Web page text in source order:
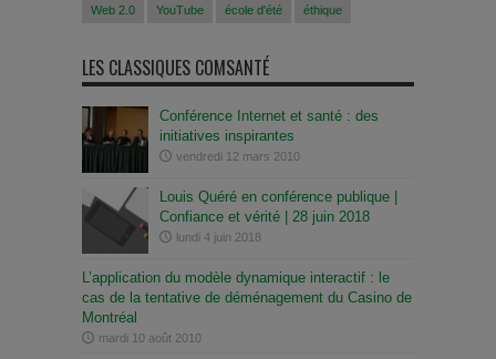
Web 2.0 YouTube école d'été éthique
LES CLASSIQUES COMSANTÉ
Conférence Internet et santé : des
initiatives inspirantes
vendredi 12 mars 2010
Louis Quéré en conférence publique |
Confiance et vérité | 28 juin 2018
lundi 4 juin 2018
L’application du modèle dynamique interactif : le
cas de la tentative de déménagement du Casino de
Montréal
mardi 10 août 2010